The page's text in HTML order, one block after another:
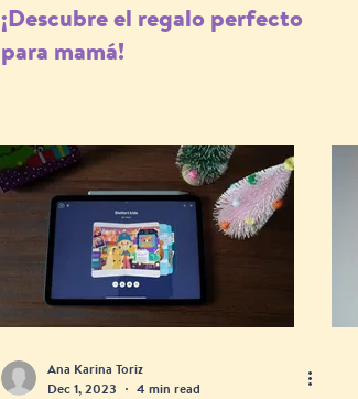
¡Descubre el regalo perfecto
para mamá!
Ana Karina Toriz
Dec 1, 2023
4 min read